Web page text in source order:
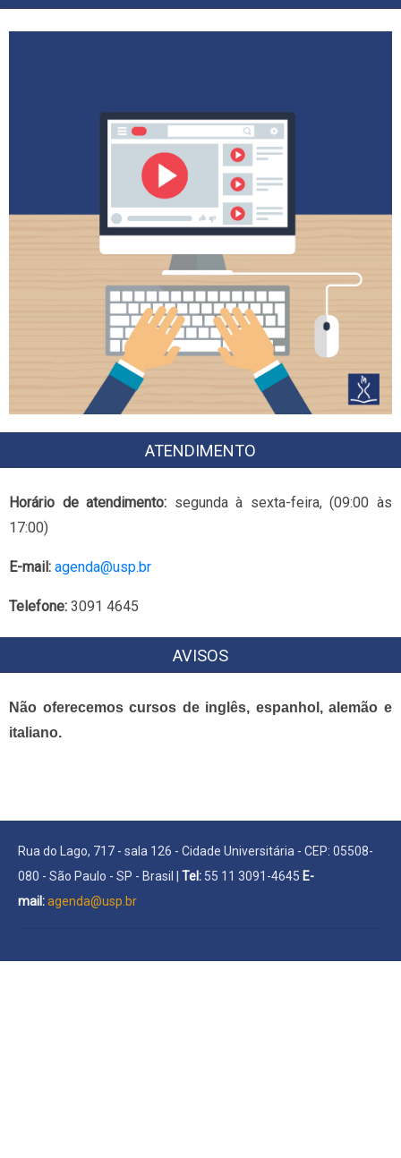
ATENDIMENTO
Horário de atendimento: segunda à sexta-feira, (09:00 às
17:00)
E-mail: agenda@usp.br
Telefone: 3091 4645
AVISOS
Não oferecemos cursos de inglês, espanhol, alemão e
italiano.
Rua do Lago, 717 - sala 126 - Cidade Universitária - CEP: 05508-
080 - São Paulo - SP - Brasil | Tel: 55 11 3091-4645 E-
mail:agenda@usp.br